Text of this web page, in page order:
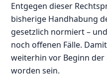
Entgegen dieser
bisherige Handhabung
gesetzlich normiert –
noch offenen Fälle.
weiterhin vor Beginn
worden sein.